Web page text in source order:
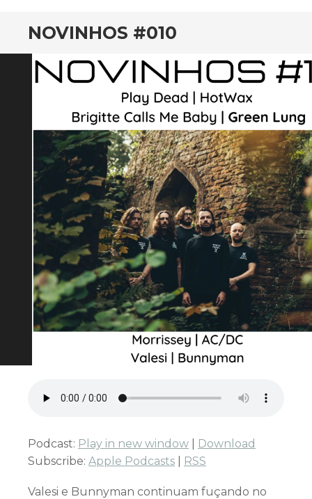
NOVINHOS #010
Podcast: Play in new window
Download
Subscribe: Apple Podcasts RSS
Valesi e Bunnyman continuam fuçando no